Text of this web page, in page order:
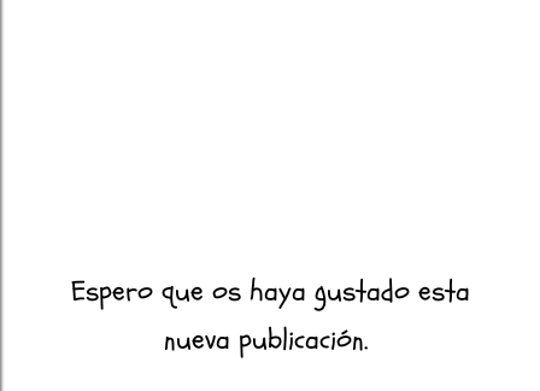
Espero que os haya gustado esta
nueva publicación.